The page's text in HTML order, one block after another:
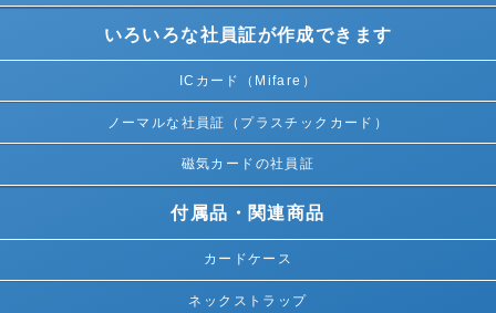
いろいろな社員証が作成できます
ICカード（Mifare）
ノーマルな社員証（プラスチックカード）
磁気カードの社員証
付属品・関連商品
カードケース
ネックストラップ